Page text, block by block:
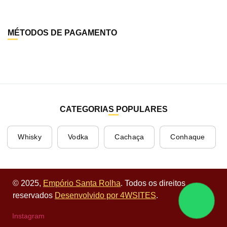
MÉTODOS DE PAGAMENTO
CATEGORIAS POPULARES
Whisky Vodka Cachaça Conhaque
© 2025, Empório Santa Rolha. Todos os direitos
reservados Desenvolvido por 4WSITES.
Instagram